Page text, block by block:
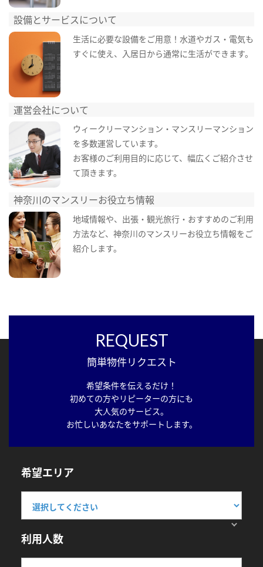
設備とサービスについて
生活に必要な設備をご用意！水道やガス・電気も
すぐに使え、入居日から通常に生活ができます。
運営会社について
ウィークリーマンション・マンスリーマンション
を多数運営しています。
お客様のご利用目的に応じて、幅広くご紹介させ
て頂きます。
神奈川のマンスリーお役立ち情報
地域情報や、出張・観光旅行・おすすめのご利用
方法など、神奈川のマンスリーお役立ち情報をご
紹介します。
REQUEST
簡単物件リクエスト
希望条件を伝えるだけ！
初めての方やリピーターの方にも
大人気のサービス。
お忙しいあなたをサポートします。
希望エリア
利用人数